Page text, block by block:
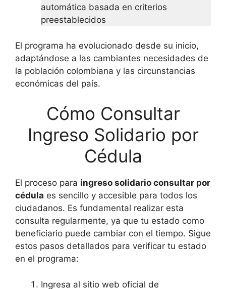
automática basada en criterios
preestablecidos
El programa ha evolucionado desde su inicio,
adaptándose a las cambiantes necesidades de
la población colombiana y las circunstancias
económicas del país.
Cómo Consultar
Ingreso Solidario por
Cédula
El proceso para ingreso solidario consultar por
cédula es sencillo y accesible para todos los
ciudadanos. Es fundamental realizar esta
consulta regularmente, ya que tu estado como
beneficiario puede cambiar con el tiempo. Sigue
estos pasos detallados para verificar tu estado
en el programa:
Ingresa al sitio web oficial de